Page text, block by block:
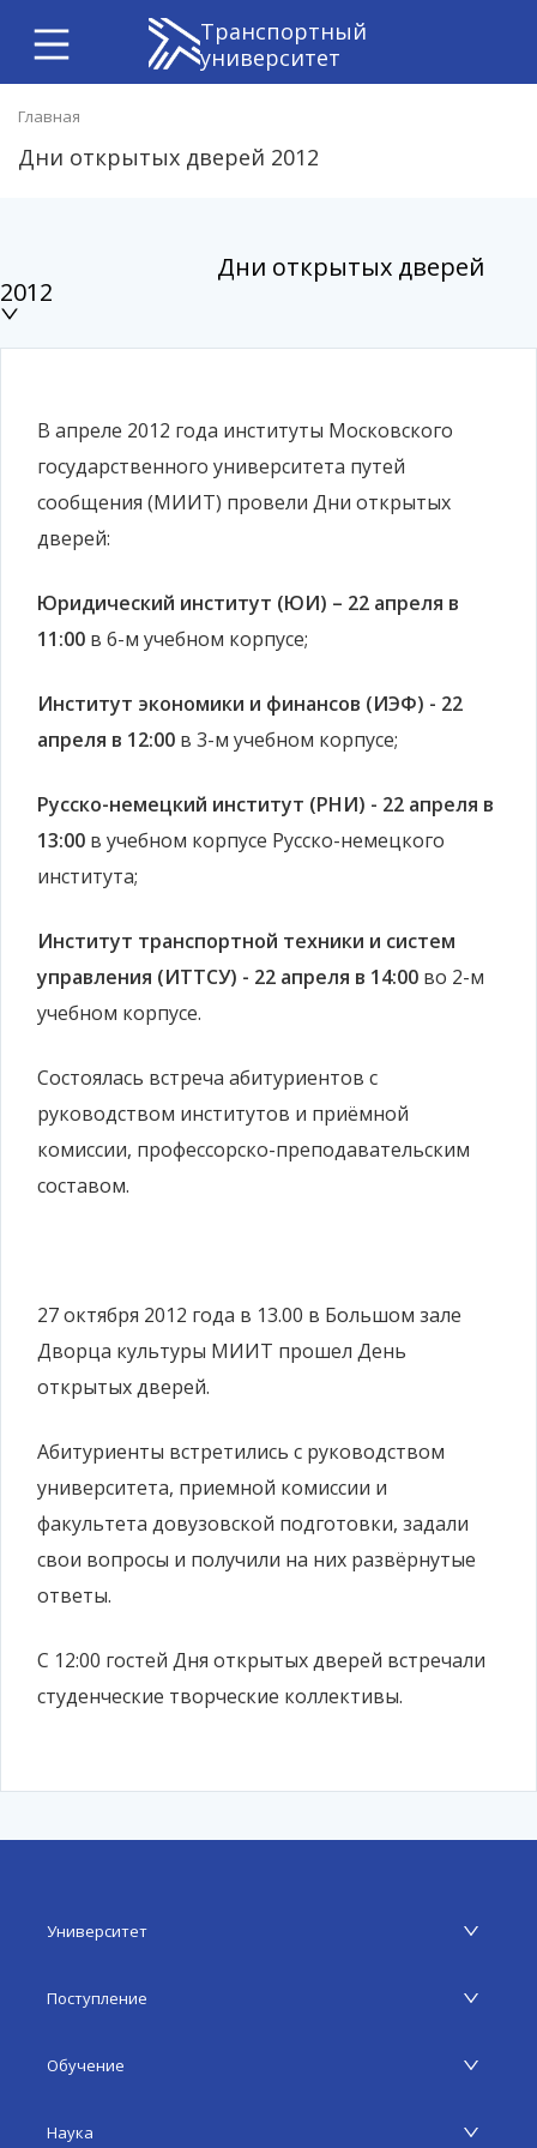
Транспортный
университет
Главная
Дни открытых дверей 2012
В апреле 2012 года институты Московского
государственного университета путей
сообщения (МИИТ) провели Дни открытых
дверей:
Юридический институт (ЮИ) – 22 апреля в
11:00 в 6-м учебном корпусе;
Институт экономики и финансов (ИЭФ) - 22
апреля в 12:00 в 3-м учебном корпусе;
Русско-немецкий институт (РНИ) - 22 апреля в
13:00 в учебном корпусе Русско-немецкого
института;
Институт транспортной техники и систем
управления (ИТТСУ) - 22 апреля в 14:00 во 2-м
учебном корпусе.
Состоялась встреча абитуриентов с
руководством институтов и приёмной
комиссии, профессорско-преподавательским
составом.
27 октября 2012 года в 13.00 в Большом зале
Дворца культуры МИИТ прошел День
открытых дверей.
Абитуриенты встретились с руководством
университета, приемной комиссии и
факультета довузовской подготовки, задали
свои вопросы и получили на них развёрнутые
ответы.
С 12:00 гостей Дня открытых дверей встречали
студенческие творческие коллективы.
Дни открытых дверей
2012
Университет
Поступление
Обучение
Наука